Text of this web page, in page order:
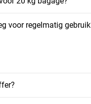
voor regelmatig